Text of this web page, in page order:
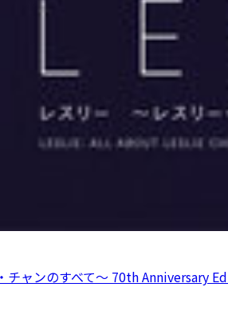
チャンのすべて～ 70th Anniversary